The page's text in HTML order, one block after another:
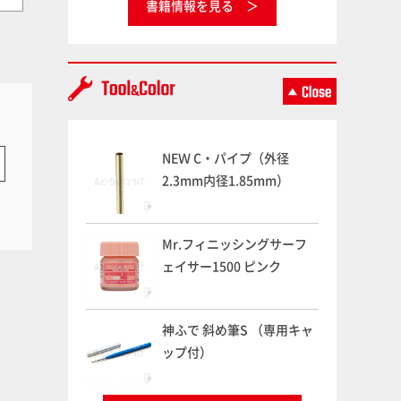
書籍情報を見る
NEＷ C・パイプ（外径
2.3mm内径1.85mm）
Mr.フィニッシングサーフ
ェイサー1500 ピンク
神ふで 斜め筆S （専用キャ
ップ付）